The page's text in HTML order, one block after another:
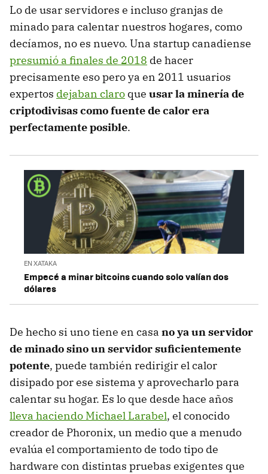
Lo de usar servidores e incluso granjas de
minado para calentar nuestros hogares, como
decíamos, no es nuevo. Una startup canadiense
presumió a finales de 2018 de hacer
precisamente eso pero ya en 2011 usuarios
expertos dejaban claro que usar la minería de
criptodivisas como fuente de calor era
perfectamente posible.
EN XATAKA
Empecé a minar bitcoins cuando solo valían dos
dólares
De hecho si uno tiene en casa no ya un servidor
de minado sino un servidor suficientemente
potente, puede también redirigir el calor
disipado por ese sistema y aprovecharlo para
calentar su hogar. Es lo que desde hace años
lleva haciendo Michael Larabel, el conocido
creador de Phoronix, un medio que a menudo
evalúa el comportamiento de todo tipo de
hardware con distintas pruebas exigentes que